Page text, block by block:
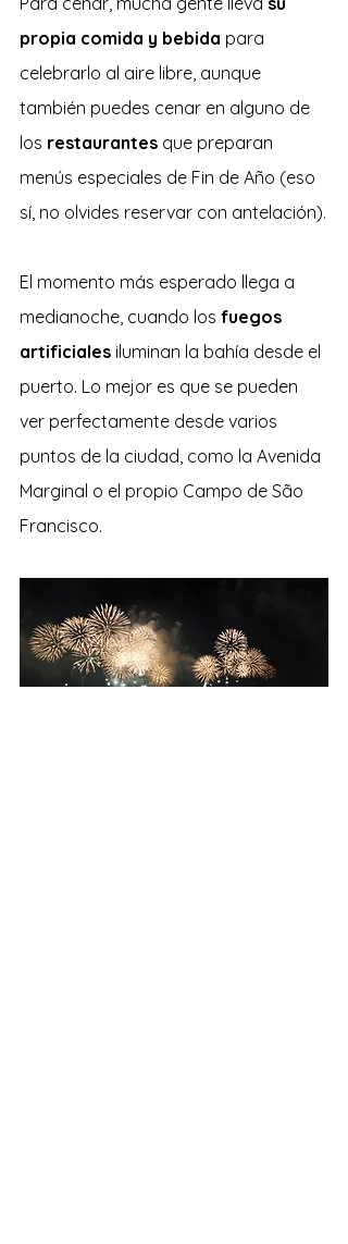
propia comida y bebida para
celebrarlo al aire libre, aunque
también puedes cenar en alguno de
los restaurantes que preparan
menús especiales de Fin de Año (eso
sí, no olvides reservar con antelación).
El momento más esperado llega a
medianoche, cuando los fuegos
artificiales iluminan la bahía desde el
puerto. Lo mejor es que se pueden
ver perfectamente desde varios
puntos de la ciudad, como la Avenida
Marginal o el propio Campo de São
Francisco.